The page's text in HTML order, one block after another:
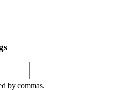
by commas.